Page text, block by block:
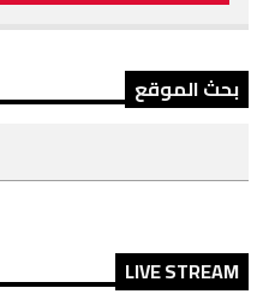
بحث الموقع
LIVE STREAM